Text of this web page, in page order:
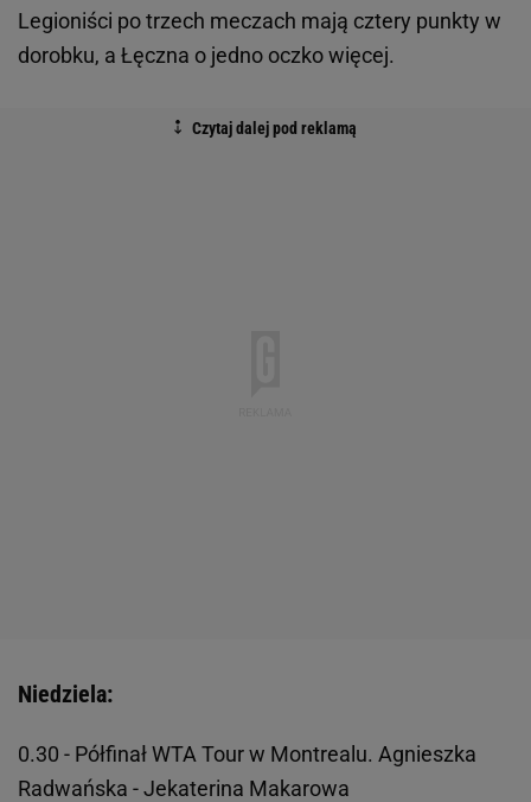
Legioniści po trzech meczach mają cztery punkty w
dorobku, a Łęczna o jedno oczko więcej.
Niedziela:
0.30 - Półfinał WTA Tour w Montrealu. Agnieszka
Radwańska - Jekaterina Makarowa